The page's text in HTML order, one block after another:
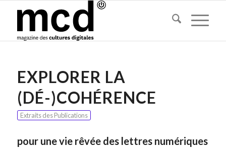
EXPLORER LA
(DÉ-)COHÉRENCE
Extraits des Publications
pour une vie rêvée des lettres numériques